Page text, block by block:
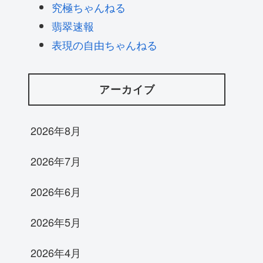
究極ちゃんねる
翡翠速報
表現の自由ちゃんねる
アーカイブ
2026年8月
2026年7月
2026年6月
2026年5月
2026年4月